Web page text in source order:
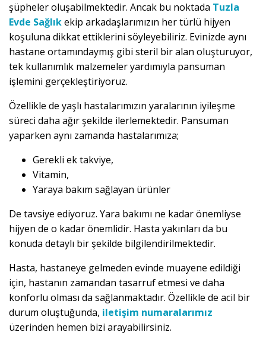
şüpheler oluşabilmektedir. Ancak bu noktada Tuzla
Evde Sağlıkekip arkadaşlarımızın her türlü hijyen
koşuluna dikkat ettiklerini söyleyebiliriz. Evinizde aynı
hastane ortamındaymış gibi steril bir alan oluşturuyor,
tek kullanımlık malzemeler yardımıyla pansuman
işlemini gerçekleştiriyoruz.
Özellikle de yaşlı hastalarımızın yaralarının iyileşme
süreci daha ağır şekilde ilerlemektedir. Pansuman
yaparken aynı zamanda hastalarımıza;
Gerekli ek takviye,
Vitamin,
Yaraya bakım sağlayan ürünler
De tavsiye ediyoruz. Yara bakımı ne kadar önemliyse
hijyen de o kadar önemlidir. Hasta yakınları da bu
konuda detaylı bir şekilde bilgilendirilmektedir.
Hasta, hastaneye gelmeden evinde muayene edildiği
için, hastanın zamandan tasarruf etmesi ve daha
konforlu olması da sağlanmaktadır. Özellikle de acil bir
durum oluştuğunda, iletişim numaralarımız
üzerinden hemen bizi arayabilirsiniz.